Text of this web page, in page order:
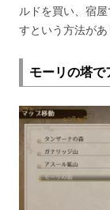
ルドを買い、宿
すという方法があ
モーリの塔